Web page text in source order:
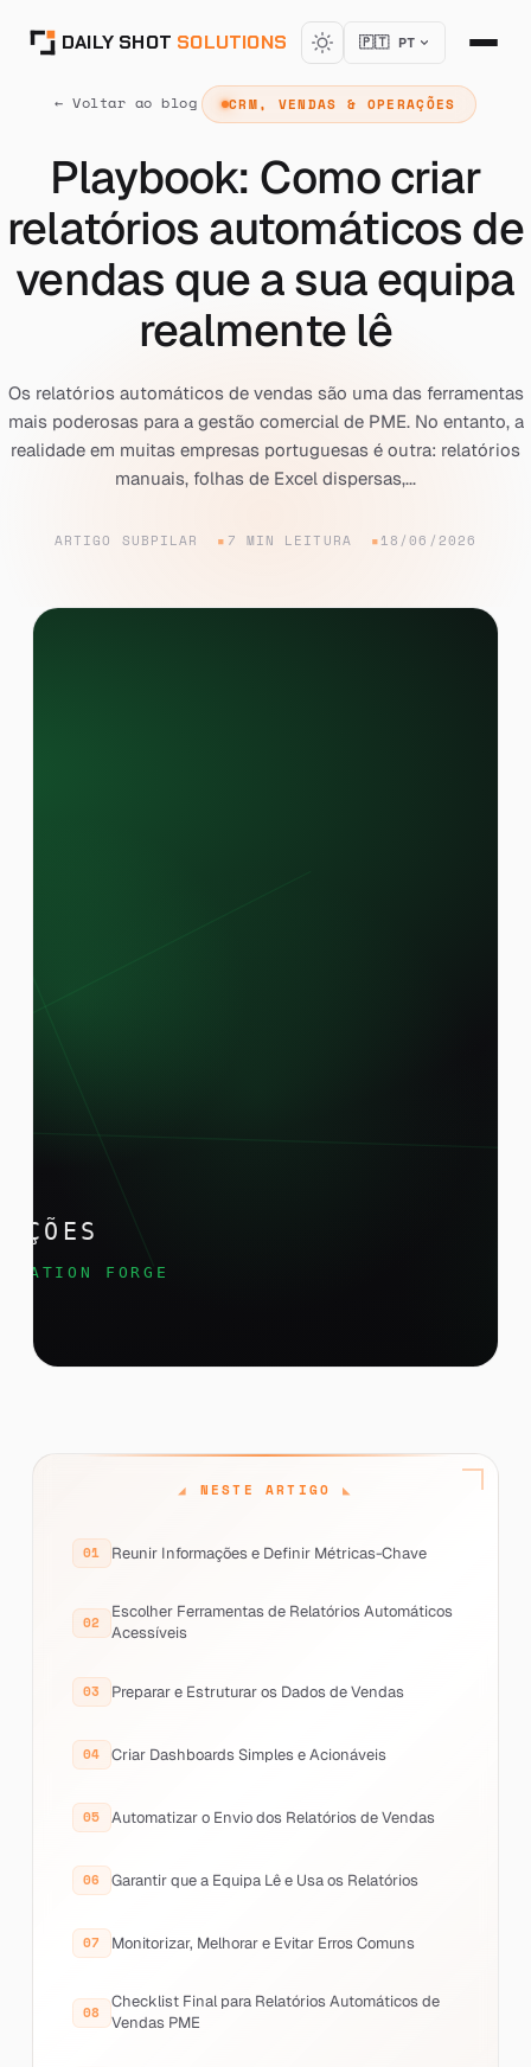
DAILY SHOT SOLUTIONS 🇵🇹 PT
← Voltar ao blog CRM, VENDAS & OPERAÇÕES
Playbook: Como criar
relatórios automáticos de
vendas que a sua equipa
realmente lê
Os relatórios automáticos de vendas são uma das ferramentas
mais poderosas para a gestão comercial de PME. No entanto, a
realidade em muitas empresas portuguesas é outra: relatórios
manuais, folhas de Excel dispersas,...
ARTIGO SUBPILAR 7 MIN LEITURA 18/06/2026
NESTE ARTIGO
Reunir Informações e Definir Métricas-Chave
Escolher Ferramentas de Relatórios Automáticos
Acessíveis
Preparar e Estruturar os Dados de Vendas
Criar Dashboards Simples e Acionáveis
Automatizar o Envio dos Relatórios de Vendas
Garantir que a Equipa Lê e Usa os Relatórios
Monitorizar, Melhorar e Evitar Erros Comuns
Checklist Final para Relatórios Automáticos de
Vendas PME